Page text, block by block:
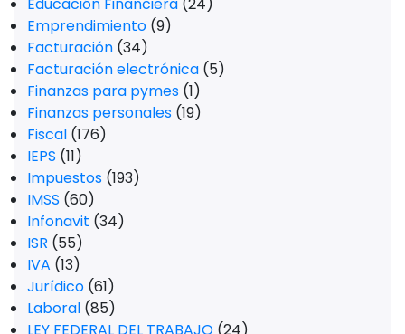
Emprendimiento (9)
Facturación (34)
Facturación electrónica (5)
Finanzas para pymes (1)
Finanzas personales (19)
Fiscal (176)
IEPS (11)
Impuestos (193)
IMSS (60)
Infonavit (34)
ISR (55)
IVA (13)
Jurídico (61)
Laboral (85)